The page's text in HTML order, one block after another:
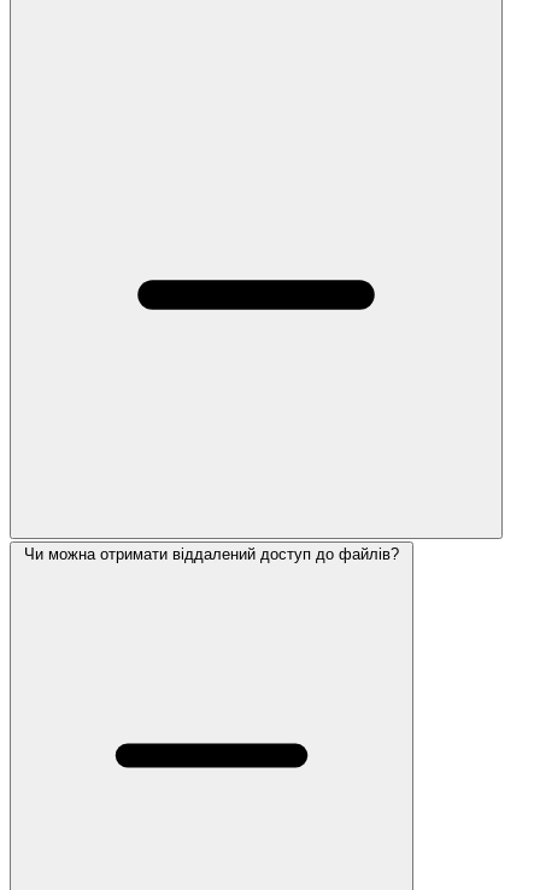
Чи можна отримати віддалений доступ до файлів?